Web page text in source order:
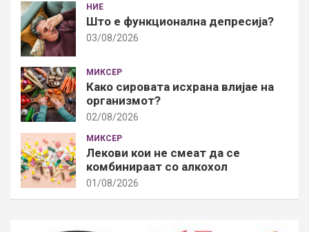
НИЕ
Што е функционална депресија?
03/08/2026
МИКСЕР
Како сировата исхрана влијае на
организмот?
02/08/2026
МИКСЕР
Лекови кои не смеат да се
комбинираат со алкохол
01/08/2026